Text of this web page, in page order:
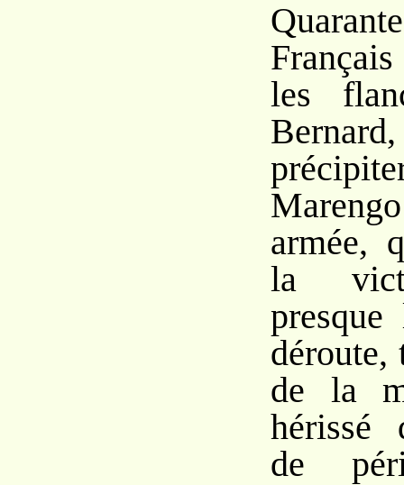
les
armée,
la
presque
déroute,
de la
hérissé
de